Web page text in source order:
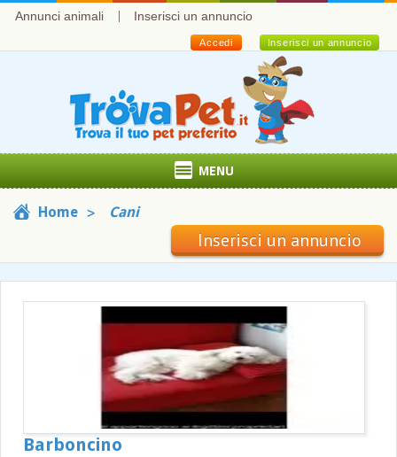
Annunci animali Inserisci un annuncio
Inserisci un annuncio
Accedi
MENU
Home Cani
Inserisci un annuncio
Barboncino